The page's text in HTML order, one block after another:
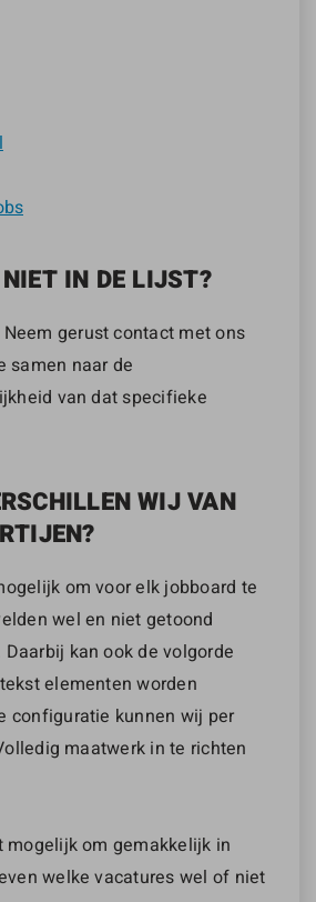
IN DE LIJST?
gerust contact met ons
samen naar de
van dat specifieke
WIJ VAN
om voor elk jobboard te
wel en niet getoond
kan ook de volgorde
elementen worden
configuratie kunnen wij per
maatwerk in te richten
mogelijk om gemakkelijk in
welke vacatures wel of niet